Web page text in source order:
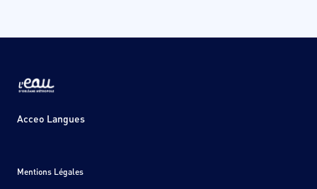
Acceo Langues
Mentions Légales